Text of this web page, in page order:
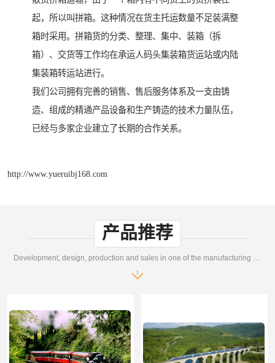
起，所以叫拼箱。这种情况在货主托运数量不足装满整
箱时采用。拼箱货的分类、整理、集中、装箱（拆
箱）、交货等工作均在承运人码头集装箱货运站或内陆
集装箱转运站进行。
我们公司拥有完善的销售、售后服务体系及一支由铸
造、组成的精通产品设备和生产铸造的技术力量队伍，
已经与多家企业建立了长期的合作关系。
http://www.yueruibj168.com
产品推荐
Development, design, production and sales in one of the manufacturing enterprises